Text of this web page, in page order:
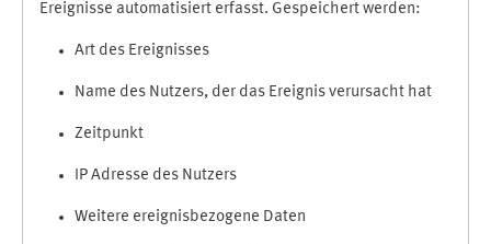
Ereignisse automatisiert erfasst. Gespeichert werden:
Art des Ereignisses
Name des Nutzers, der das Ereignis verursacht hat
Zeitpunkt
IP Adresse des Nutzers
Weitere ereignisbezogene Daten